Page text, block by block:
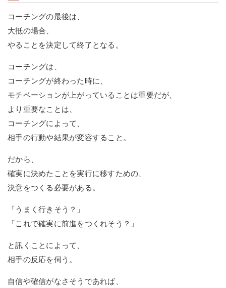
コーチングの最後は、
大抵の場合、
やることを決定して終了となる。
コーチングは、
コーチングが終わった時に、
モチベーションが上がっていることは重要だが、
より重要なことは、
コーチングによって、
相手の行動や結果が変容すること。
だから、
確実に決めたことを実行に移すための、
決意をつくる必要がある。
「うまく行きそう？」
「これで確実に前進をつくれそう？」
と訊くことによって、
相手の反応を伺う。
自信や確信がなさそうであれば、